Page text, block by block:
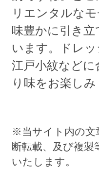
リエンタルな
味豊かに引き
います。ドレッ
江戸小紋など
り味をお楽しみ